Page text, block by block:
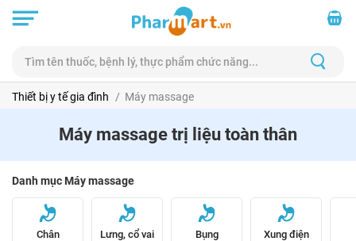
Thiết bị y tế gia đình Máy massage
Máy massage trị liệu toàn thân
Danh mục Máy massage
Chân
Lưng, cổ vai
Bụng Xung điện